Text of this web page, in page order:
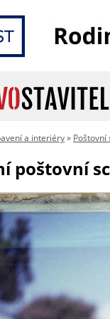
a interiéry» Poštovní
poštovní